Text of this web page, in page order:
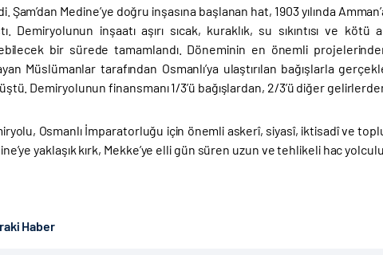
Şam’dan Medine’ye doğru inşasına başlanan hat, 1903 yılında
Demiryolunun inşaatı aşırı sıcak, kuraklık, su sıkıntısı ve
bir sürede tamamlandı. Döneminin en önemli
Müslümanlar tarafından Osmanlı’ya ulaştırılan bağışlarla
Demiryolunun finansmanı 1/3’ü bağışlardan, 2/3’ü diğer
Osmanlı İmparatorluğu için önemli askerî, siyasî, iktisadî ve
yaklaşık kırk, Mekke’ye elli gün süren uzun ve tehlikeli hac
Haber